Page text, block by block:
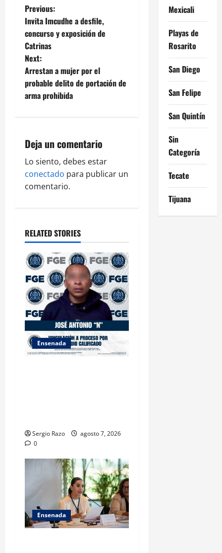
P
o
s
t
n
v
i
g
i
o
n
Previous:
Invita Imcudhe a desfile,
concurso y exposición de
Catrinas
Next:
Arrestan a mujer por el
probable delito de portación de
arma prohibida
Deja un comentario
Lo siento, debes estar
conectado para publicar un
comentario.
RELATED STORIES
Ensenada
Sergio Razo
agosto 7, 2026
0
Ensenada
Mexicali
Playas de
Rosarito
San Diego
San Felipe
San Quintín
Sin
Categoría
Tecate
Tijuana